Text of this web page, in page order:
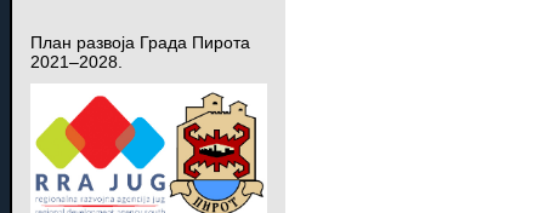
План развоја Града Пирота
2021–2028.